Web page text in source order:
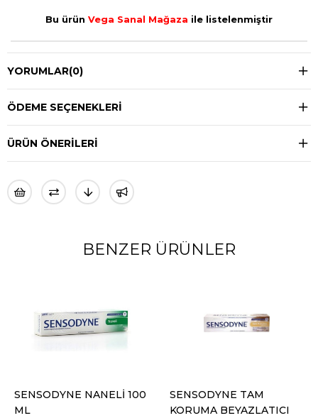
Bu ürün Vega Sanal Mağaza ile listelenmiştir
YORUMLAR(0)
ÖDEME SEÇENEKLERI
ÜRÜN ÖNERILERI
BENZER ÜRÜNLER
NANELİ 100
SENSODYNE TAM
KORUMA BEYAZLATICI